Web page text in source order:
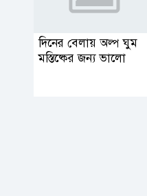
দিনের বেলায় অল্প ঘুম
মস্তিষ্কের জন্য ভালো